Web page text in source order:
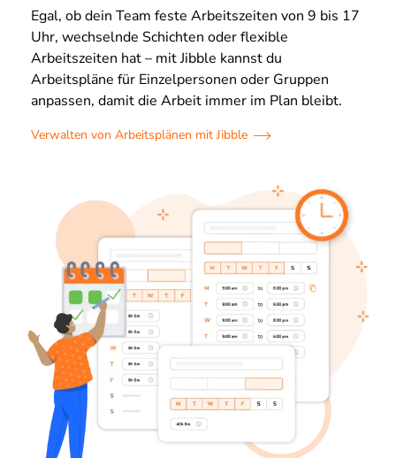
Egal, ob dein Team feste Arbeitszeiten von 9 bis 17
Uhr, wechselnde Schichten oder flexible
Arbeitszeiten hat – mit Jibble kannst du
Arbeitspläne für Einzelpersonen oder Gruppen
anpassen, damit die Arbeit immer im Plan bleibt.
Verwalten von Arbeitsplänen mit Jibble